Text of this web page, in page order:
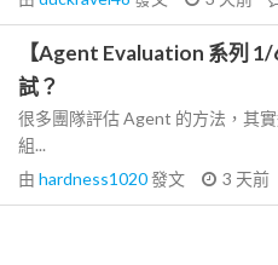
【Agent Evaluation 系列
試？
很多團隊評估 Agent 的方法，其
組...
由 hardness1020發文 3 天前